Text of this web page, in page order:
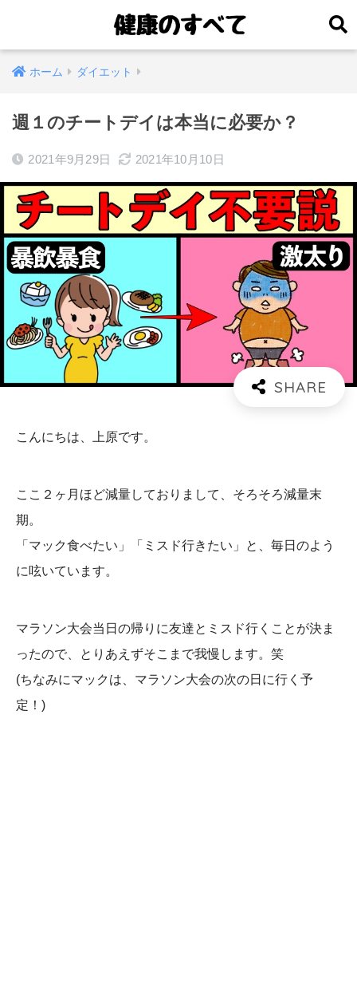
ホーム ダイエット
週１のチートデイは本当に必要か？
2021年9月29日 2021年10月10日
こんにちは、上原です。
ここ２ヶ月ほど減量しておりまして、そろそろ減量末
期。
「マック食べたい」「ミスド行きたい」と、毎日のよう
に呟いています。
マラソン大会当日の帰りに友達とミスド行くことが決ま
ったので、とりあえずそこまで我慢します。笑
(ちなみにマックは、マラソン大会の次の日に行く予
定！)